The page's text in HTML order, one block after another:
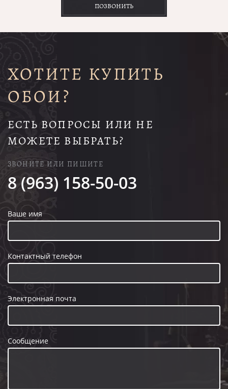
ПОЗВОНИТЬ
ХОТИТЕ КУПИТЬ
ОБОИ?
ЕСТЬ ВОПРОСЫ ИЛИ НЕ
МОЖЕТЕ ВЫБРАТЬ?
ЗВОНИТЕ ИЛИ ПИШИТЕ
8 (963) 158-50-03
Ваше имя
Контактный телефон
Электронная почта
Сообщение